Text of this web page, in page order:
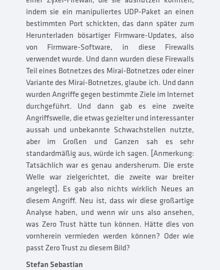
indem sie ein manipuliertes UDP-Paket an einen
bestimmten Port schickten, das dann später zum
Herunterladen bösartiger Firmware-Updates, also
von Firmware-Software, in diese Firewalls
verwendet wurde. Und dann wurden diese Firewalls
Teil eines Botnetzes des Mirai-Botnetzes oder einer
Variante des Mirai-Botnetzes, glaube ich. Und dann
wurden Angriffe gegen bestimmte Ziele im Internet
durchgeführt. Und dann gab es eine zweite
Angriffswelle, die etwas gezielter und interessanter
aussah und unbekannte Schwachstellen nutzte,
aber im Großen und Ganzen sah es sehr
standardmäßig aus, würde ich sagen. [Anmerkung:
Tatsächlich war es genau andersherum. Die erste
Welle war zielgerichtet, die zweite war breiter
angelegt]. Es gab also nichts wirklich Neues an
diesem Angriff. Neu ist, dass wir diese großartige
Analyse haben, und wenn wir uns also ansehen,
was Zero Trust hätte tun können. Hätte dies von
vornherein vermieden werden können? Oder wie
passt Zero Trust zu diesem Bild?
Stefan Sebastian